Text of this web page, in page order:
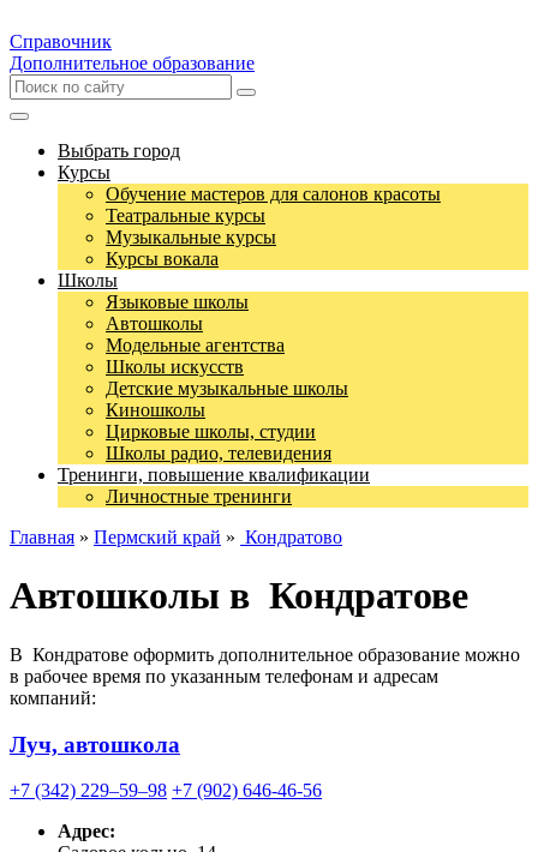
Справочник
Дополнительное образование
Выбрать город
Курсы
Обучение мастеров для салонов красоты
Театральные курсы
Музыкальные курсы
Курсы вокала
Школы
Языковые школы
Автошколы
Модельные агентства
Школы искусств
Детские музыкальные школы
Киношколы
Цирковые школы, студии
Школы радио, телевидения
Тренинги, повышение квалификации
Личностные тренинги
Главная » Пермский край » Кондратово
Автошколы в Кондратове
В Кондратове оформить дополнительное образование можно
в рабочее время по указанным телефонам и адресам
компаний:
Луч, автошкола
+7 (342) 229‒59‒98 +7 (902) 646-46-56
Адрес: